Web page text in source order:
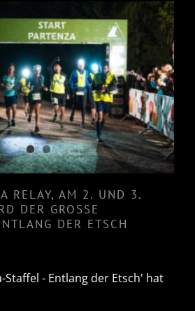
RELAY, AM 2.
WIRD DER
STAFFELLAUF
DER ETSCH
RELAY, AM 2. UND 3.
DER GROSSE
DER ETSCH
Staffel - Entlang der Etsch' hat